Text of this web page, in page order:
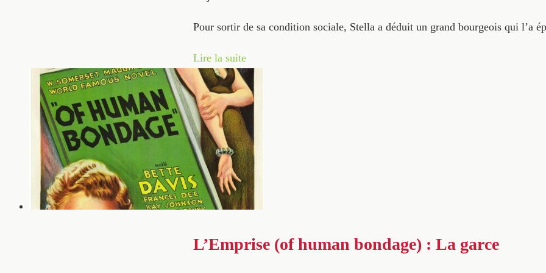
Pour sortir de sa condition sociale, Stella a déduit un grand bourgeois qui l’a
Lire la suite
L’Emprise (of human bondage) : La garce